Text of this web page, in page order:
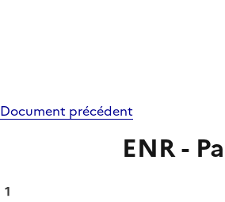
Document précédent
ENR -
1